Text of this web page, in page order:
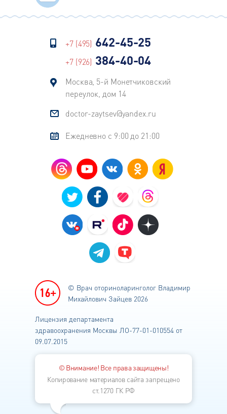
+7 (495) 642-45-25
+7 (926) 384-40-04
Москва, 5-й Монетчиковский
переулок, дом 14
doctor-zaytsev@yandex.ru
Ежедневно с 9:00 до 21:00
© Врач оториноларинголог Владимир
Михайлович Зайцев 2026
Лицензия департамента
здравоохранения Москвы ЛО-77-01-010554 от
09.07.2015
© Внимание! Все права защищены!
Копирование материалов сайта запрещено
ст.1270 ГК РФ